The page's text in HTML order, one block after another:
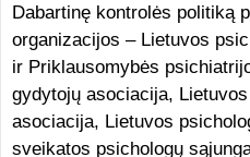
Dabartinę kontrolės politiką
organizacijos – Lietuvos
ir Priklausomybės
gydytojų asociacija,
asociacija, Lietuvos
sveikatos psichologų